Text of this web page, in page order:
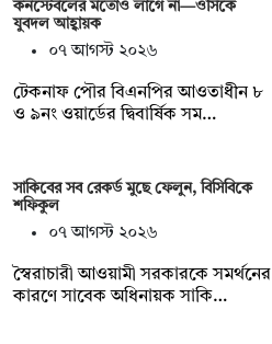
কনস্টেবলের মতোও লাগে না—ওসিকে
যুবদল আহ্বায়ক
০৭ আগস্ট ২০২৬
টেকনাফ পৌর বিএনপির আওতাধীন ৮
ও ৯নং ওয়ার্ডের দ্বিবার্ষিক সম…
সাকিবের সব রেকর্ড মুছে ফেলুন, বিসিবিকে
শফিকুল
০৭ আগস্ট ২০২৬
স্বৈরাচারী আওয়ামী সরকারকে সমর্থনের
কারণে সাবেক অধিনায়ক সাকি…